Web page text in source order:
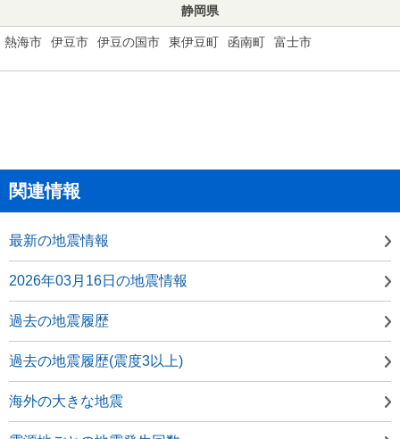
静岡県
熱海市 伊豆市 伊豆の国市 東伊豆町 函南町 富士市
関連情報
最新の地震情報
2026年03月16日の地震情報
過去の地震履歴
過去の地震履歴(震度3以上)
海外の大きな地震